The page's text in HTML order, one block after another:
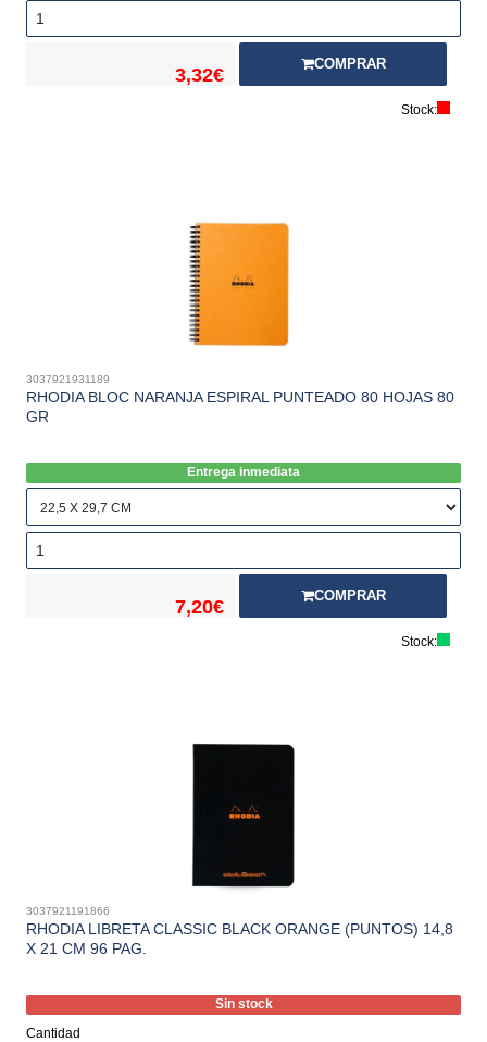
3,32€
COMPRAR
Stock:
3037921931189
RHODIA BLOC NARANJA ESPIRAL PUNTEADO 80 HOJAS 80
GR
Entrega inmediata
7,20€
COMPRAR
Stock:
3037921191866
RHODIA LIBRETA CLASSIC BLACK ORANGE (PUNTOS) 14,8
X 21 CM 96 PAG.
Sin stock
Cantidad